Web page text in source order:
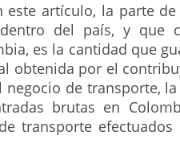
este artículo, la parte
del país, y que
es la cantidad que
obtenida por el
negocio de transporte,
brutas en
transporte